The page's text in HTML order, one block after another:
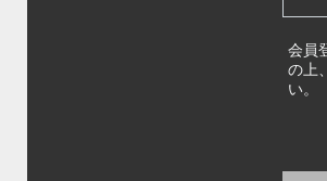
会員
の上
い。